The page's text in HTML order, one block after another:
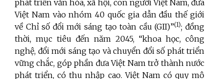
phát triển văn hóa, xã hội, con người Việt Nam, đưa
Việt Nam vào nhóm 40 quốc gia dẫn đầu thế giới
về Chỉ số đổi mới sáng tạo toàn cầu (GII)”(1); đồng
thời, mục tiêu đến năm 2045, “khoa học, công
nghệ, đổi mới sáng tạo và chuyển đổi số phát triển
vững chắc, góp phần đưa Việt Nam trở thành nước
phát triển, có thu nhập cao. Việt Nam có quy mô